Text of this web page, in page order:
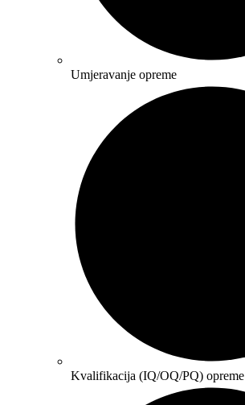
Umjeravanje opreme
Kvalifikacija (IQ/OQ/PQ) opreme